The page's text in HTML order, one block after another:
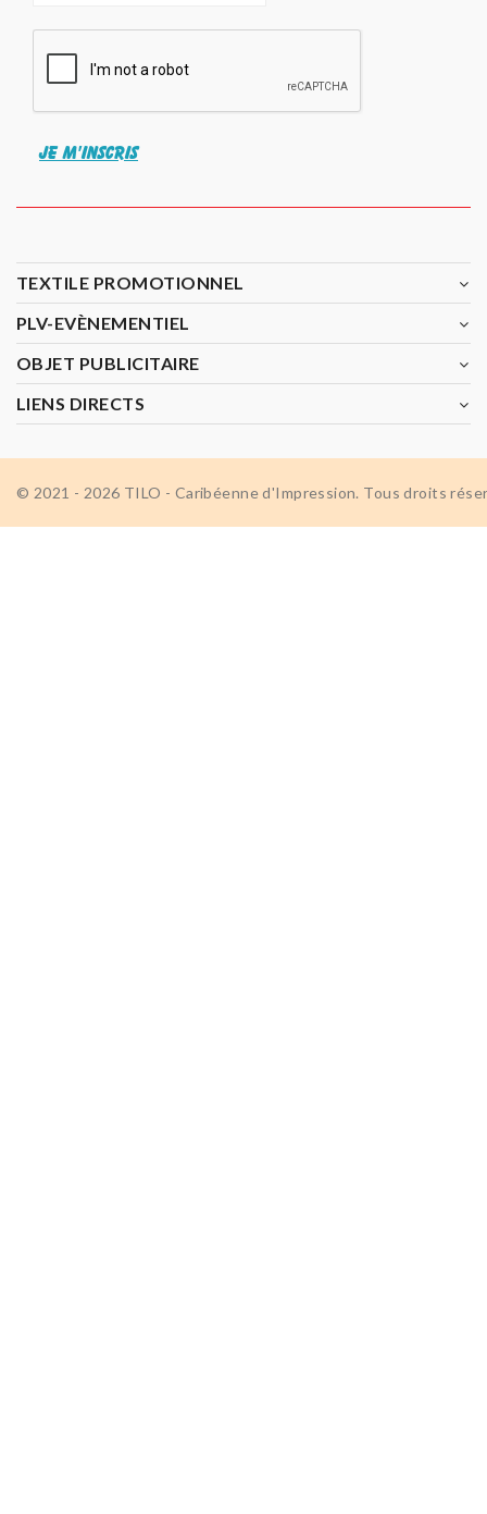
JE M'INSCRIS
TEXTILE PROMOTIONNEL
PLV-EVÈNEMENTIEL
OBJET PUBLICITAIRE
LIENS DIRECTS
© 2021 - 2026 TILO - Caribéenne d'Impression. Tous droits